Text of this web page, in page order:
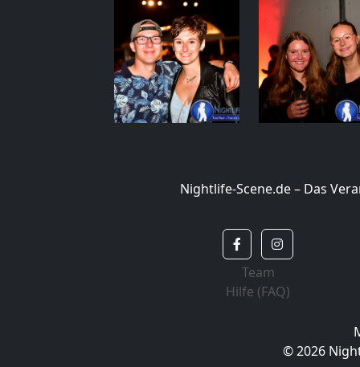
Nightlife-Scene.de – Das
Team
Hilfe (FAQ)
© 2026